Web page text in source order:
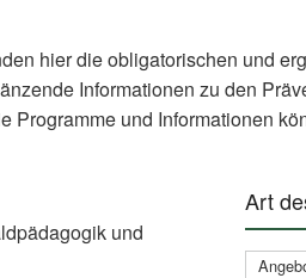
hier die obligatorischen und
Informationen zu den
und Informationen
und
Art